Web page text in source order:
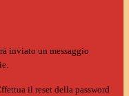
inviato un messaggio
il reset della password